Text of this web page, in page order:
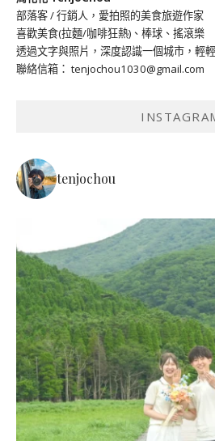
部落客 / 行銷人，愛拍照的美食旅遊作家
喜歡美食(拉麵/咖啡狂熱)、棒球、搖滾樂
透過文字與照片，深度認識一個城市，輕
聯絡信箱： tenjochou1030@gmail.com
tenjochou